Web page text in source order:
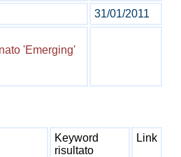
31/01/2011
'Emerging'
Keyword
risultato
Link